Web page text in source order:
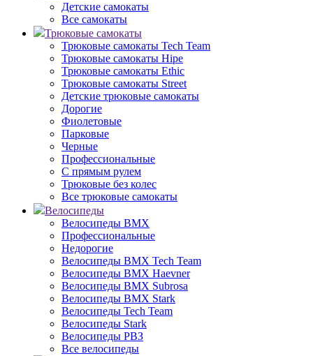
Детские самокаты
Все самокаты
Трюковые самокаты
Трюковые самокаты Tech Team
Трюковые самокаты Hipe
Трюковые самокаты Ethic
Трюковые самокаты Street
Детские трюковые самокаты
Дорогие
Фиолетовые
Парковые
Черные
Профессиональные
С прямым рулем
Трюковые без колес
Все трюковые самокаты
Велосипеды
Велосипеды BMX
Профессиональные
Недорогие
Велосипеды BMX Tech Team
Велосипеды BMX Haevner
Велосипеды BMX Subrosa
Велосипеды BMX Stark
Велосипеды Tech Team
Велосипеды Stark
Велосипеды РВЗ
Все велосипеды